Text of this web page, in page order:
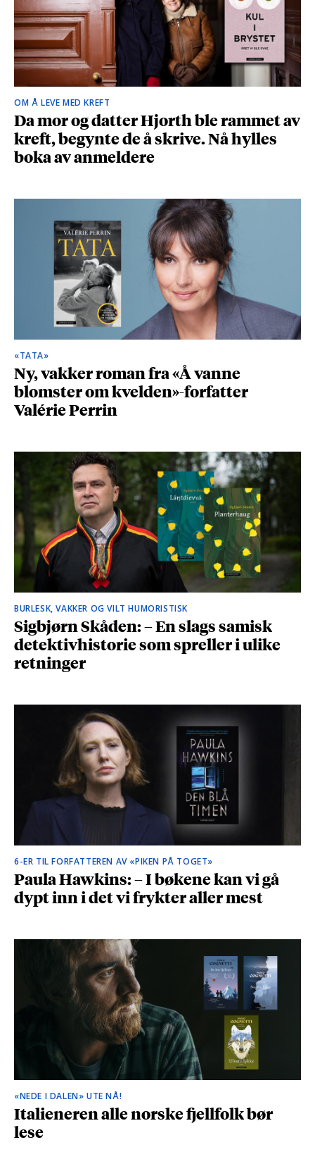
OM Å LEVE MED KREFT
Da mor og datter Hjorth ble rammet av
kreft, begynte de å skrive. Nå hylles
boka av anmeldere
«TATA»
Ny, vakker roman fra «Å vanne
blomster om kvelden»-forfatter
Valérie Perrin
BURLESK, VAKKER OG VILT HUMORISTISK
Sigbjørn Skåden: – En slags samisk
detektivhistorie som spreller i ulike
retninger
6-ER TIL FORFATTEREN AV «PIKEN PÅ TOGET»
Paula Hawkins: – I bøkene kan vi gå
dypt inn i det vi frykter aller mest
«NEDE I DALEN» UTE NÅ!
Italieneren alle norske fjellfolk bør
lese